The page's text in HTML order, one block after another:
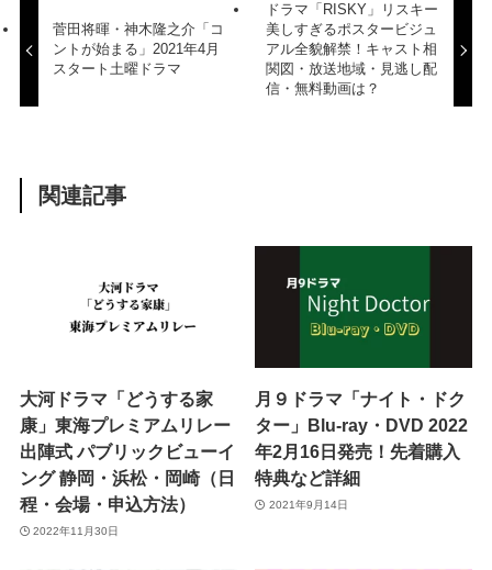
菅田将暉・神木隆之介「コ
ントが始まる」2021年4月
スタート土曜ドラマ
ドラマ「RISKY」リスキー
美しすぎるポスタービジュ
アル全貌解禁！キャスト相
関図・放送地域・見逃し配
信・無料動画は？
関連記事
大河ドラマ「どうする家
康」東海プレミアムリレー
出陣式 パブリックビューイ
ング 静岡・浜松・岡崎（日
程・会場・申込方法）
2022年11月30日
月９ドラマ「ナイト・ドク
ター」Blu-ray・DVD 2022
年2月16日発売！先着購入
特典など詳細
2021年9月14日